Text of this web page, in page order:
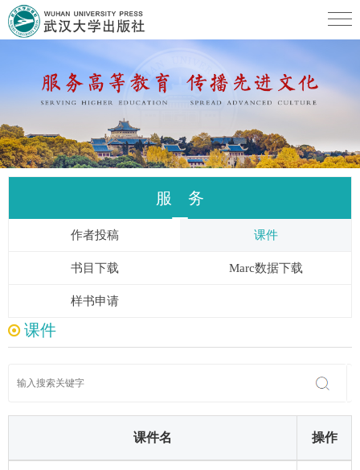
服 务
作者投稿 课件
书目下载 Marc数据下载
样书申请
课件
课件名 操作